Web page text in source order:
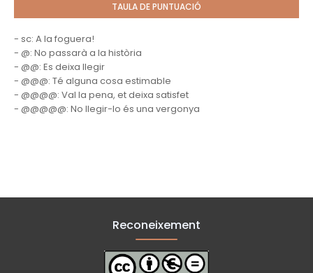
TAULA DE PUNTUACIÓ
- sc: A la foguera!
- @: No passarà a la història
- @@: Es deixa llegir
- @@@: Té alguna cosa estimable
- @@@@: Val la pena, et deixa satisfet
- @@@@@: No llegir-lo és una vergonya
Reconeixement